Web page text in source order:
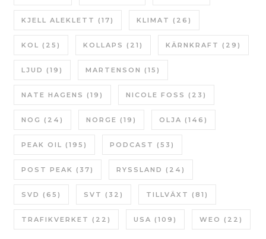
KJELL ALEKLETT (17) KLIMAT (26)
KOL (25) KOLLAPS (21) KÄRNKRAFT (29)
LJUD (19) MARTENSON (15)
NATE HAGENS (19) NICOLE FOSS (23)
NOG (24) NORGE (19) OLJA (146)
PEAK OIL (195) PODCAST (53)
POST PEAK (37) RYSSLAND (24)
SVD (65) SVT (32) TILLVÄXT (81)
TRAFIKVERKET (22) USA (109) WEO (22)